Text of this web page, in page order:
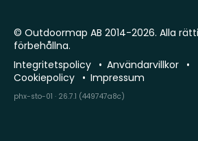
© Outdoormap AB 2014-2026. Alla
förbehållna.
Integritetspolicy
Användarvillkor
Cookiepolicy
Impressum
phx-sto-01 · 26.7.1 (449747a8c)